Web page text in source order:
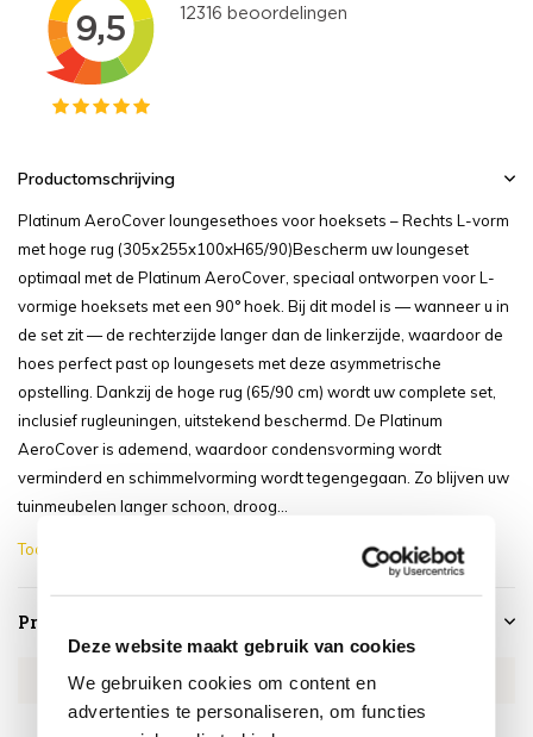
Deze website maakt gebruik van cookies
We gebruiken cookies om content en
advertenties te personaliseren, om functies
Productomschrijving
Platinum AeroCover loungesethoes voor hoeksets – Rechts L-vorm
met hoge rug (305x255x100xH65/90)Bescherm uw loungeset
optimaal met de Platinum AeroCover, speciaal ontworpen voor L-
vormige hoeksets met een 90° hoek. Bij dit model is — wanneer u in
de set zit — de rechterzijde langer dan de linkerzijde, waardoor de
hoes perfect past op loungesets met deze asymmetrische
opstelling. Dankzij de hoge rug (65/90 cm) wordt uw complete set,
inclusief rugleuningen, uitstekend beschermd. De Platinum
AeroCover is ademend, waardoor condensvorming wordt
verminderd en schimmelvorming wordt tegengegaan. Zo blijven uw
tuinmeubelen langer schoon, droog...
Toon meer
Productspecificaties
Artikelnummer AE8027